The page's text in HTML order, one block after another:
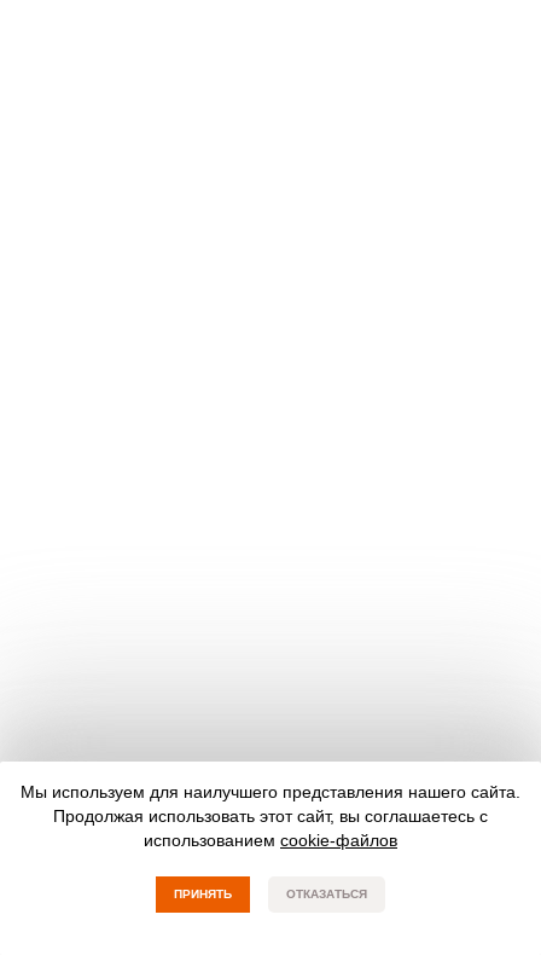
Мы используем для наилучшего представления нашего сайта.
Продолжая использовать этот сайт, вы соглашаетесь с
использованием cookie-файлов
ПРИНЯТЬ ОТКАЗАТЬСЯ